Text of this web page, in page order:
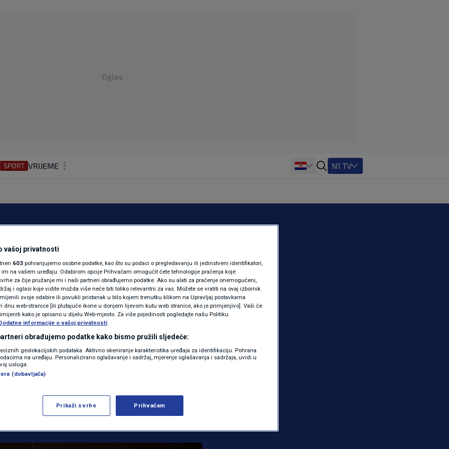
Oglas
VRIJEME
REGIJA
MAGAZIN
KOLUMNE
N1(DIS)INFO
KLIMATSKE PROMJENE
FOTO
VIDEO
N1 TV
vrijedni 67
jačanje
ostaje
svim
VIJESTI | 0 komentara
vašoj privatnosti
603 pohranjujemo osobne podatke, kao što su podaci o pregledavanju ili jedinstveni identifikatori,
na vašem uređaju. Odabirom opcije Prihvaćam omogućit ćete tehnologije praćenja koje
za čije pružanje mi i naši partneri obrađujemo podatke. Ako su alati za praćenje onemogućeni,
i oglasi koje vidite možda više neće biti toliko relevantni za vas. Možete se vratiti na ovaj izbornik
svoje odabire ili povukli pristanak u bilo kojem trenutku klikom na Upravljaj postavkama
dnu web-stranice [ili plutajuće ikone u donjem lijevom kutu web stranice, ako je primjenjivo]. Vaši će
kako je opisano u dijelu Web-mjesto. Za više pojedinosti pogledajte našu Politiku
informacije o vašoj privatnosti
obrađujemo podatke kako bismo pružili sljedeće:
geolokacijskih podataka. Aktivno skeniranje karakteristika uređaja za identifikaciju. Pohrana
na uređaju. Personalizirano oglašavanje i sadržaj, mjerenje oglašavanja i sadržaja, uvidi u
usluga.
(dobavljača)
Prikaži svrhe Prihvaćam